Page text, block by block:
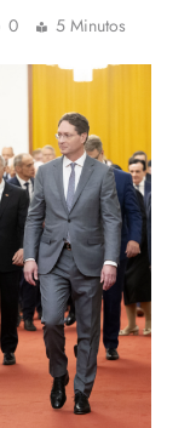
0 5 Minutos